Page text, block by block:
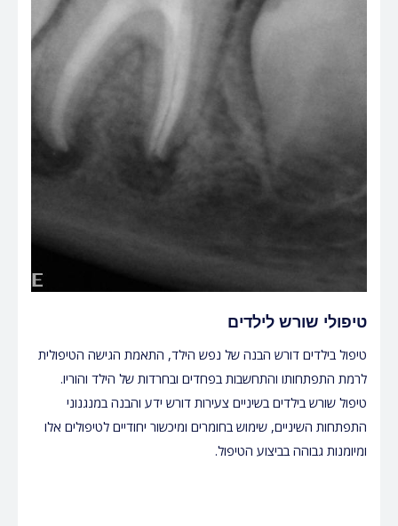
טיפולי שורש לילדים
טיפול בילדים דורש הבנה של נפש הילד, התאמת הגישה הטיפולית
לרמת התפתחותו והתחשבות בפחדים ובחרדות של הילד והוריו.
טיפול שורש בילדים בשיניים צעירות דורש ידע והבנה במנגנוני
התפתחות השיניים, שימוש בחומרים ומיכשור יחודיים לטיפולים אלו
ומיומנות גבוהה בביצוע הטיפול.